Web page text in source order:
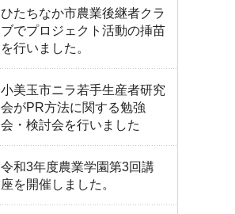
ひたちなか市農業後継者クラ
ブでプロジェクト活動の挿苗
を行いました。
小美玉市ニラ若手生産者研究
会がPR方法に関する勉強
会・検討会を行いました
令和3年度農業学園第3回講
座を開催しました。